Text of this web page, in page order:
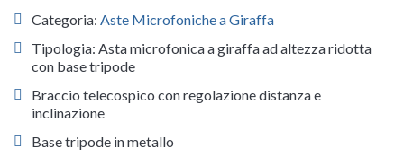
Categoria: Aste Microfoniche a Giraffa
Tipologia: Asta microfonica a giraffa ad altezza ridotta
con base tripode
Braccio telecospico con regolazione distanza e
inclinazione
Base tripode in metallo